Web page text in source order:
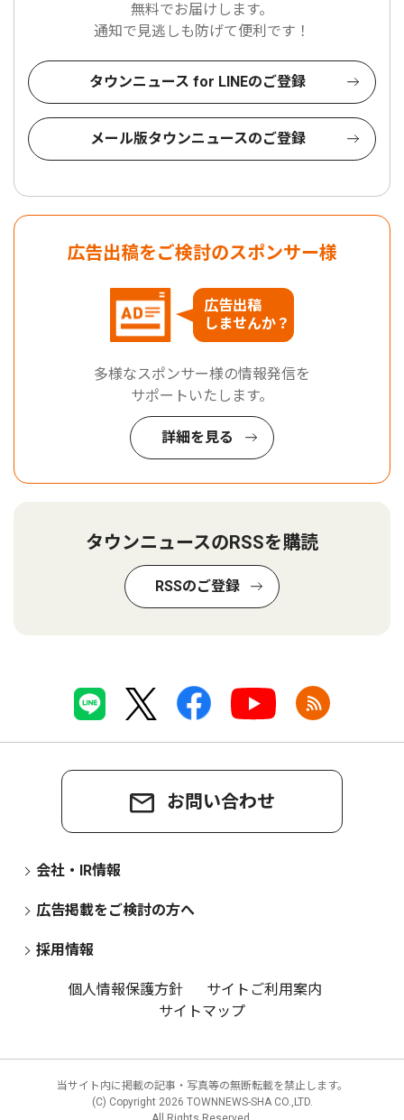
無料でお届けします。
通知で見逃しも防げて便利です！
タウンニュース for LINEのご登録
メール版タウンニュースのご登録
広告出稿をご検討のスポンサー様
広告出稿
しませんか？
多様なスポンサー様の情報発信を
サポートいたします。
詳細を見る
タウンニュースのRSSを購読
RSSのご登録
お問い合わせ
会社・IR情報
広告掲載をご検討の方へ
採用情報
個人情報保護方針
サイトご利用案内
サイトマップ
当サイト内に掲載の記事・写真等の無断転載を禁止します。
(C) Copyright 2026 TOWNNEWS-SHA CO.,LTD.